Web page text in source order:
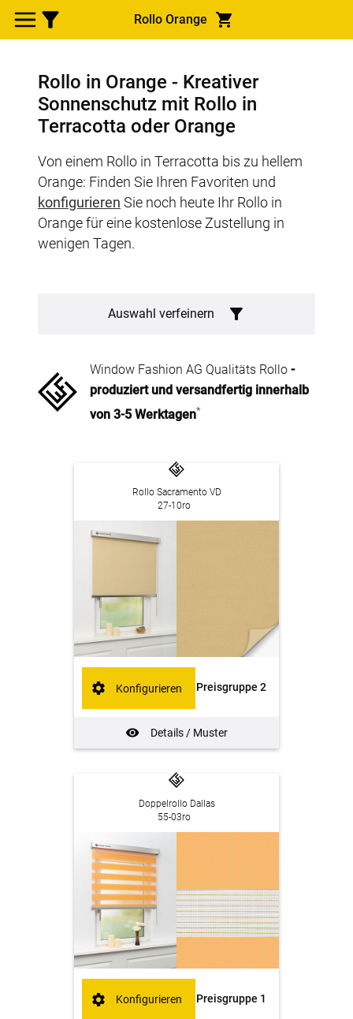
Rollo Orange
Rollo in Orange - Kreativer
Sonnenschutz mit Rollo in
Terracotta oder Orange
Von einem Rollo in Terracotta bis zu hellem
Orange: Finden Sie Ihren Favoriten und
konfigurieren Sie noch heute Ihr Rollo in
Orange für eine kostenlose Zustellung in
wenigen Tagen.
Auswahl verfeinern
Window Fashion AG Qualitäts Rollo -
produziert und versandfertig innerhalb
von 3-5 Werktagen*
Rollo Sacramento VD
27-10ro
Preisgruppe 2
Details / Muster
Konfigurieren
Doppelrollo Dallas
55-03ro
Preisgruppe 1
Konfigurieren